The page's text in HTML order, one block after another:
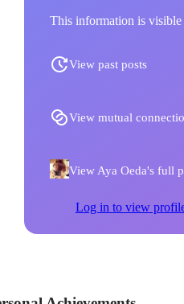
This information is visible
View past posts
View mutual
View Aya Oeda's full
Log in to view